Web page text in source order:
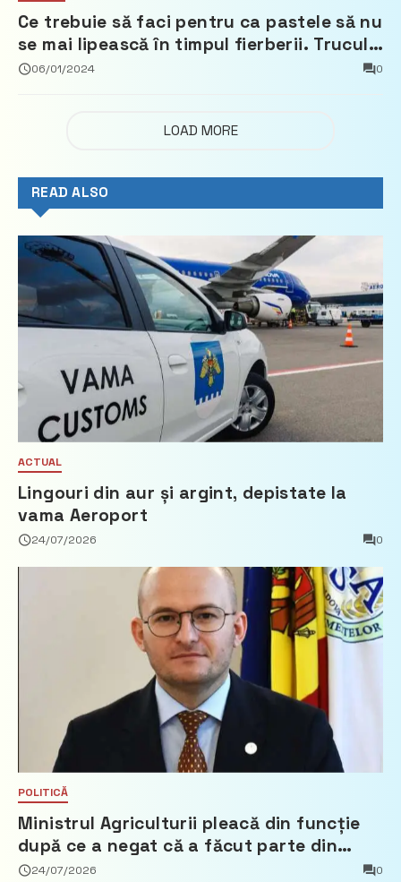
Ce trebuie să faci pentru ca pastele să nu
se mai lipească în timpul fierberii. Trucul
pe care nu multe gospodine îl cunosc
06/01/2024 0
LOAD MORE
READ ALSO
ACTUAL
Lingouri din aur și argint, depistate la
vama Aeroport
24/07/2026 0
POLITICĂ
Ministrul Agriculturii pleacă din funcție
după ce a negat că a făcut parte din
Partidul Democrat
24/07/2026 0